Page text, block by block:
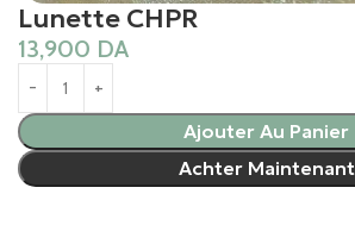
Lunette CHPR
13,900 DA
Ajouter Au Panier
Achter Maintenant